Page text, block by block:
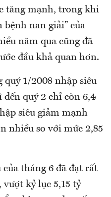
tăng mạnh, trong khi
bệnh nan giải” của
năm qua cũng đã
đầu khả quan hơn.
1/2008 nhập siêu
quý 2 chỉ còn 6,4
siêu giảm mạnh
nhiều so với mức 2,85
tháng 6 đã đạt rất
vượt kỷ lục 5,15 tỷ